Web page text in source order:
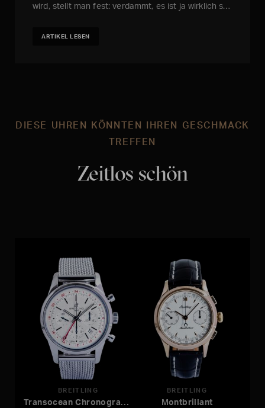
wird, stellt man fest: verdammt, es ist ja wirklich s…
ARTIKEL LESEN
DIESE UHREN KÖNNTEN IHREN GESCHMACK
TREFFEN
Zeitlos schön
BREITLING
Transocean Chronograph GMT
BREITLING
Montbrillant